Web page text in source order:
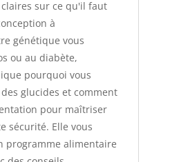
sur ce qu'il faut
à
génétique vous
ou au diabète,
pourquoi vous
glucides et comment
pour maîtriser
sécurité. Elle vous
programme alimentaire